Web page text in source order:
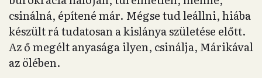
Meg akarom próbálni
A beszélgetés végére az is egyértelművé válik,
hogy Oltai teljesen mást ért leálláson és